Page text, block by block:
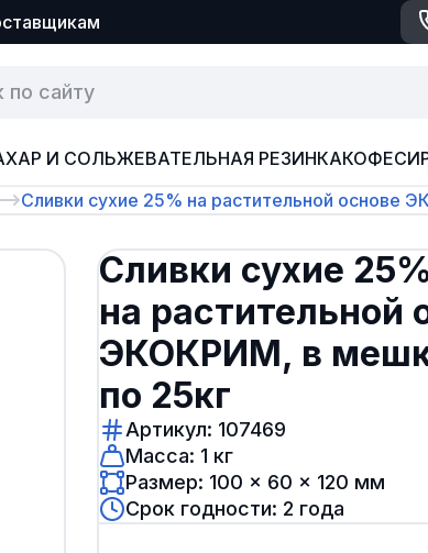
И СОЛЬЖЕВАТЕЛЬНАЯ РЕЗИНКАКОФЕ
Сливки сухие 25% на растительной основе
Сливки сухие 25%
на растительной
ЭКОКРИМ, в
по 25кг
Артикул: 107469
Масса: 1 кг
Размер: 100 × 60 × 120 мм
Срок годности: 2 года